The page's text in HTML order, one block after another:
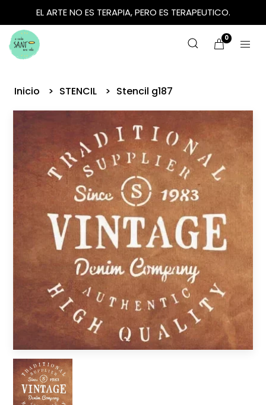
EL ARTE NO ES TERAPIA, PERO ES TERAPEUTICO.
0
Inicio STENCIL Stencil g187